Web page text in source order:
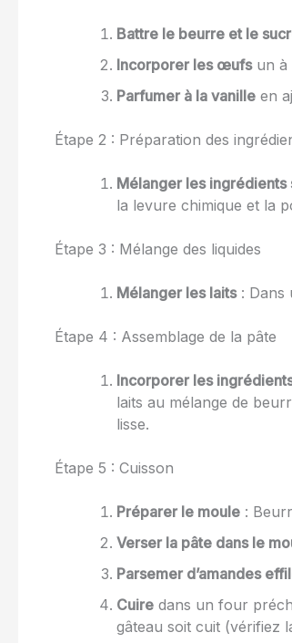
Battre le beurre et le
Incorporer les œufsun à
Parfumer à la vanille en
Étape 2 : Préparation des
Mélanger les ingrédients
la levure chimique et la
Étape 3 : Mélange des liquides
Mélanger les laits: Dans
Étape 4 : Assemblage de la pâte
Incorporer les
laits au mélange de
lisse.
Étape 5 : Cuisson
Préparer le moule :
Verser la pâte dans le
Parsemer d’amandes
Cuire dans un four
gâteau soit cuit (vérifiez